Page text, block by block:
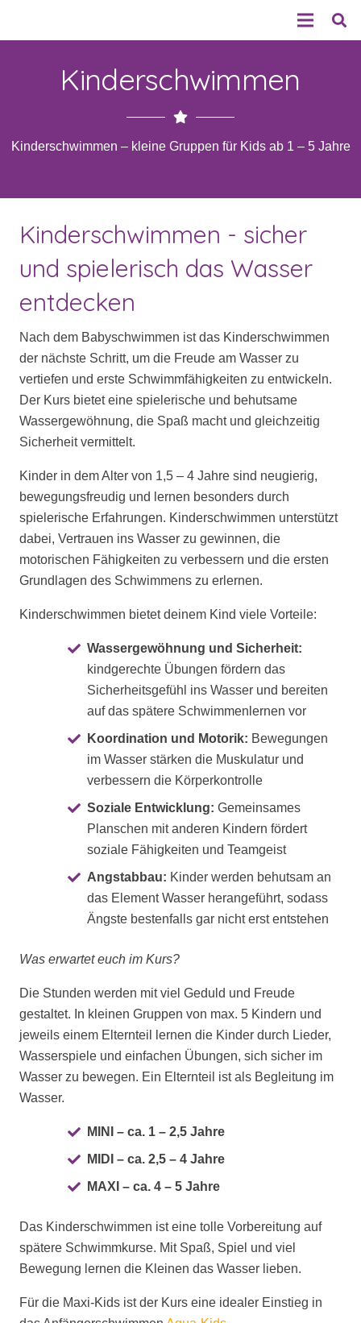
Kinderschwimmen
Kinderschwimmen – kleine Gruppen für Kids ab 1 – 5 Jahre
Kinderschwimmen - sicher
und spielerisch das Wasser
entdecken
Nach dem Babyschwimmen ist das Kinderschwimmen
der nächste Schritt, um die Freude am Wasser zu
vertiefen und erste Schwimmfähigkeiten zu entwickeln.
Der Kurs bietet eine spielerische und behutsame
Wassergewöhnung, die Spaß macht und gleichzeitig
Sicherheit vermittelt.
Kinder in dem Alter von 1,5 – 4 Jahre sind neugierig,
bewegungsfreudig und lernen besonders durch
spielerische Erfahrungen. Kinderschwimmen unterstützt
dabei, Vertrauen ins Wasser zu gewinnen, die
motorischen Fähigkeiten zu verbessern und die ersten
Grundlagen des Schwimmens zu erlernen.
Kinderschwimmen bietet deinem Kind viele Vorteile:
Wassergewöhnung und Sicherheit:
kindgerechte Übungen fördern das
Sicherheitsgefühl ins Wasser und bereiten
auf das spätere Schwimmenlernen vor
Koordination und Motorik: Bewegungen
im Wasser stärken die Muskulatur und
verbessern die Körperkontrolle
Soziale Entwicklung: Gemeinsames
Planschen mit anderen Kindern fördert
soziale Fähigkeiten und Teamgeist
Angstabbau: Kinder werden behutsam an
das Element Wasser herangeführt, sodass
Ängste bestenfalls gar nicht erst entstehen
Was erwartet euch im Kurs?
Die Stunden werden mit viel Geduld und Freude
gestaltet. In kleinen Gruppen von max. 5 Kindern und
jeweils einem Elternteil lernen die Kinder durch Lieder,
Wasserspiele und einfachen Übungen, sich sicher im
Wasser zu bewegen. Ein Elternteil ist als Begleitung im
Wasser.
MINI – ca. 1 – 2,5 Jahre
MIDI – ca. 2,5 – 4 Jahre
MAXI – ca. 4 – 5 Jahre
Das Kinderschwimmen ist eine tolle Vorbereitung auf
spätere Schwimmkurse. Mit Spaß, Spiel und viel
Bewegung lernen die Kleinen das Wasser lieben.
Für die Maxi-Kids ist der Kurs eine idealer Einstieg in